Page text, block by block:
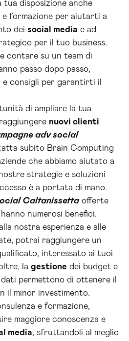
tua disposizione anche
e formazione per aiutarti a
dei social media e ad
per il tuo business.
contare su un team di
passo dopo passo,
consigli per garantirti il
di ampliare la tua
nuovi clienti
adv social
subito Brain Computing
che abbiamo aiutato a
strategie e soluzioni
è a portata di mano.
Caltanissettaofferte
numerosi benefici.
nostra esperienza e alle
potrai raggiungere un
interessato ai tuoi
la gestione dei budget e
dati permettono di ottenere il
il minor investimento.
e formazione,
maggiore conoscenza e
media, sfruttandoli al meglio